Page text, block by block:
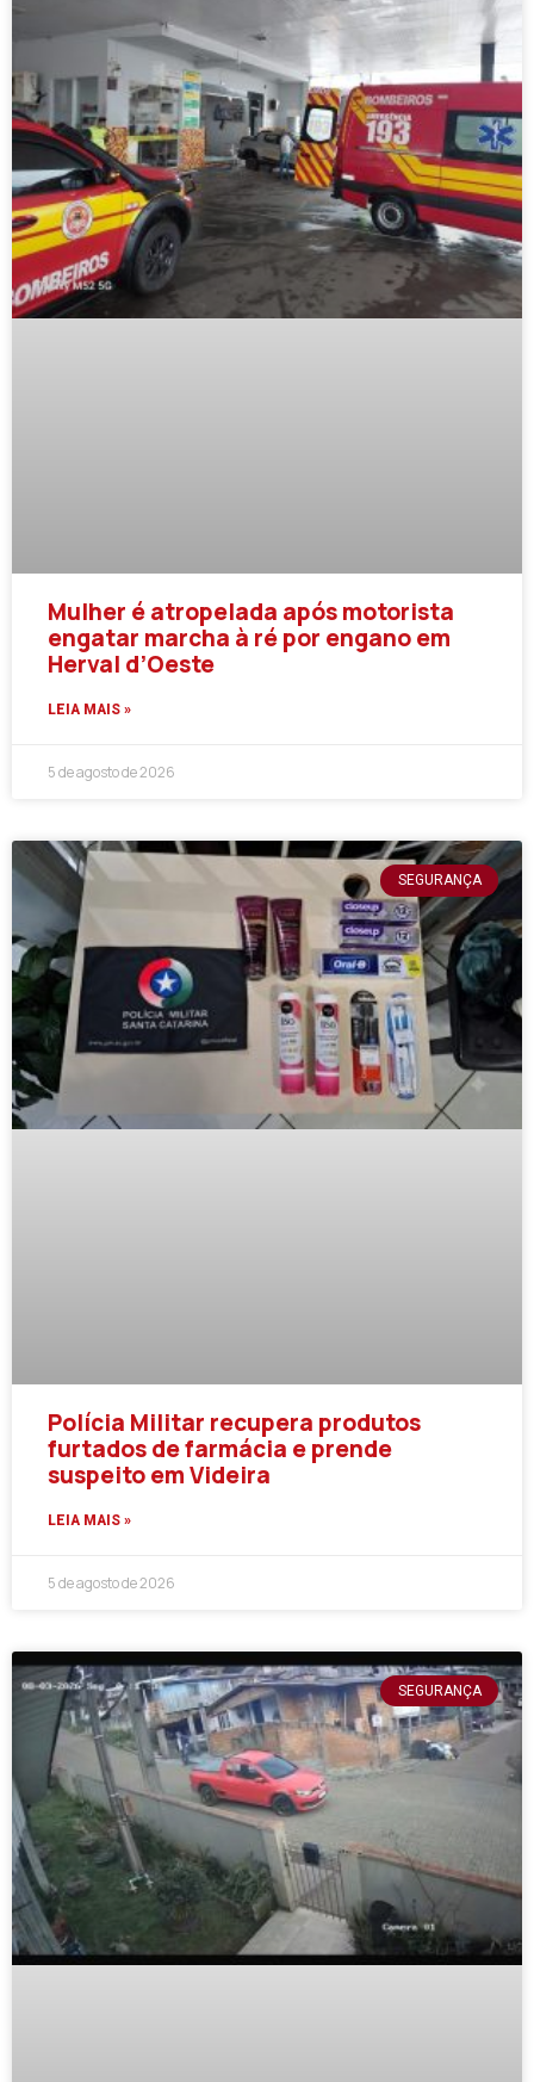
Mulher é atropelada após motorista
engatar marcha à ré por engano em
Herval d’Oeste
LEIA MAIS »
5 de agosto de 2026
SEGURANÇA
Polícia Militar recupera produtos
furtados de farmácia e prende
suspeito em Videira
LEIA MAIS »
5 de agosto de 2026
SEGURANÇA